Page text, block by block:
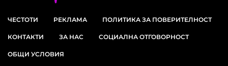
ЧЕСТОТИ РЕКЛАМА ПОЛИТИКА ЗА ПОВЕРИТЕЛНОСТ
КОНТАКТИ ЗА НАС СОЦИАЛНА ОТГОВОРНОСТ
ОБЩИ УСЛОВИЯ